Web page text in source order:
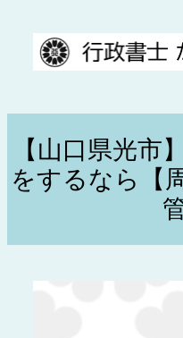
キ
【山口県光市
をするなら【